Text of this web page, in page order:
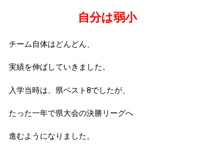
自分は弱小
チーム自体はどんどん、
実績を伸ばしていきました。
入学当時は、県ベスト8でしたが、
たった一年で県大会の決勝リーグへ
進むようになりました。